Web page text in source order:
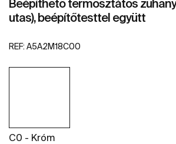
Beépíthető termosztátos
utas), beépítőtesttel együtt
REF: A5A2M18C00
C0 - Króm